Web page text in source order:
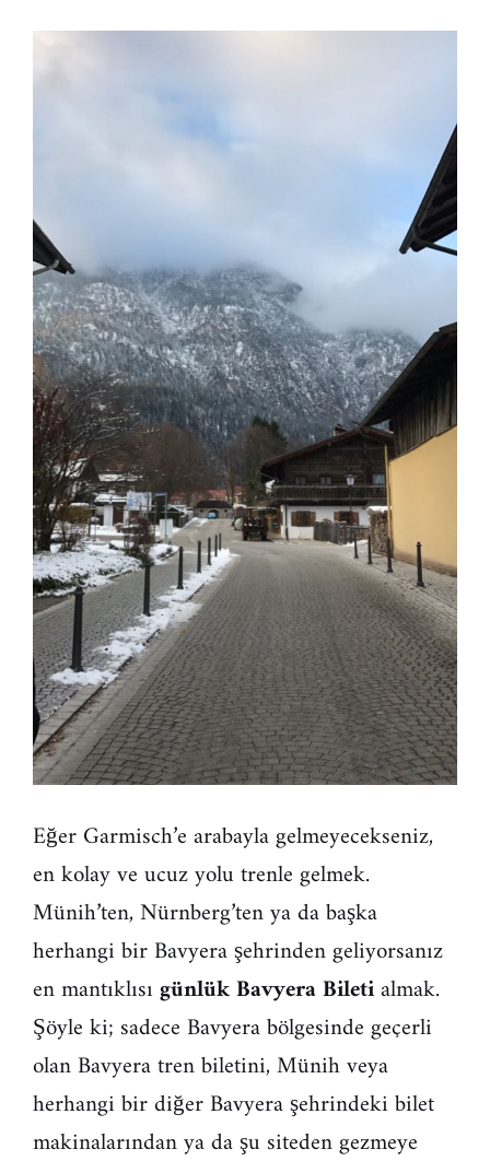
Eğer Garmisch’e arabayla gelmeyecekseniz,
en kolay ve ucuz yolu trenle gelmek.
Münih’ten, Nürnberg’ten ya da başka
herhangi bir Bavyera şehrinden geliyorsanız
en mantıklısıgünlük Bavyera Biletialmak.
Şöyle ki; sadece Bavyera bölgesinde geçerli
olan Bavyera tren biletini, Münih veya
herhangi bir diğer Bavyera şehrindeki bilet
makinalarından ya daşu sitedengezmeye